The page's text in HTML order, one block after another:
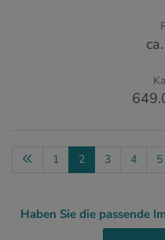
1 2 3 4 5
Haben Sie die passende